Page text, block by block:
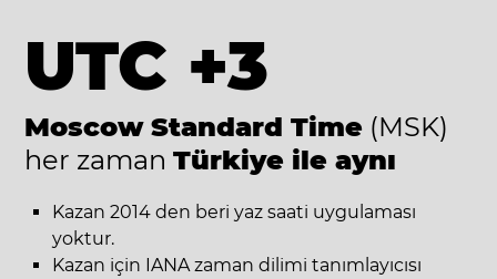
UTC +3
Moscow Standard Time (MSK)
her zaman Türkiye ile aynı
Kazan 2014 den beri yaz saati uygulaması
yoktur.
Kazan için IANA zaman dilimi tanımlayıcısı